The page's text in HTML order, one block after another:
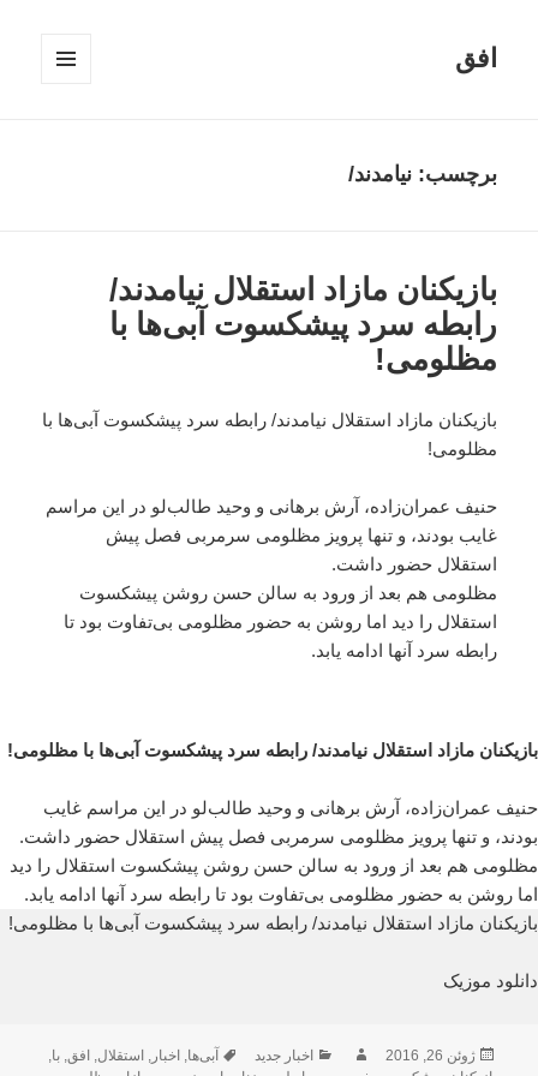
افق
برچسب:نیامدند/
بازیکنان مازاد استقلال نیامدند/
رابطه سرد پیشکسوت آبی‌ها با
مظلومی!
بازیکنان مازاد استقلال نیامدند/ رابطه سرد پیشکسوت آبی‌ها با
مظلومی!
حنیف عمران‌زاده، آرش برهانی و وحید طالب‌لو در این مراسم
غایب بودند، و تنها پرویز مظلومی سرمربی فصل پیش
استقلال حضور داشت.
مظلومی هم بعد از ورود به سالن حسن روشن پیشکسوت
استقلال را دید اما روشن به حضور مظلومی بی‌تفاوت بود تا
رابطه سرد آنها ادامه یابد.
بازیکنان مازاد استقلال نیامدند/ رابطه سرد پیشکسوت آبی‌ها با مظلومی!
حنیف عمران‌زاده، آرش برهانی و وحید طالب‌لو در این مراسم غایب
بودند، و تنها پرویز مظلومی سرمربی فصل پیش استقلال حضور داشت.
مظلومی هم بعد از ورود به سالن حسن روشن پیشکسوت استقلال را دید
اما روشن به حضور مظلومی بی‌تفاوت بود تا رابطه سرد آنها ادامه یابد.
بازیکنان مازاد استقلال نیامدند/ رابطه سرد پیشکسوت آبی‌ها با مظلومی!
دانلود موزیک
ارسال
ژوئن 26, 2016 نویسندهدسته‌ها
اخبار جدید برچسب‌ها
آبی‌ها, اخبار, استقلال, افق,با,